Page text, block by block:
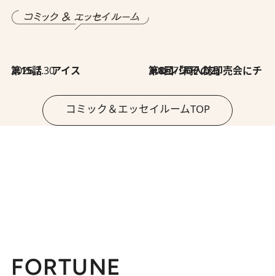
2026.7.30
第15話 アイス 2026.7.30
第8回「同人誌即売会にチャレンジ その2」
コミック＆エッセイルームTOP
FORTUNE